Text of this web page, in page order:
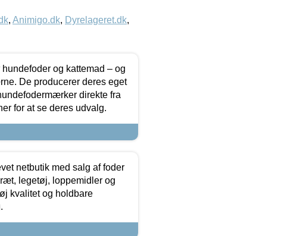
, Animigo.dk, Dyrelageret.dk,
og kattemad – og
De producerer deres eget
direkte fra
for at se deres udvalg.
netbutik med salg af foder
legetøj, loppemidler og
kvalitet og holdbare